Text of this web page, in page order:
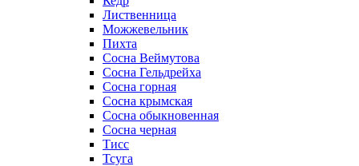
Лиственница
Можжевельник
Пихта
Сосна Веймутова
Сосна Гельдрейха
Сосна горная
Сосна крымская
Сосна обыкновенная
Сосна черная
Тисс
Тсуга